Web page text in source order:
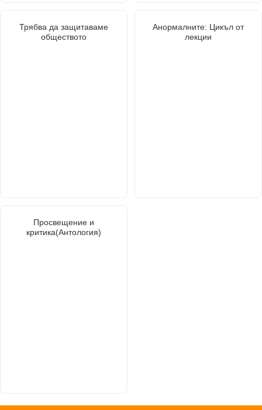
Трябва да защитаваме
обществото
Анормалните: Цикъл от
лекции
Просвещение и
критика(Антология)